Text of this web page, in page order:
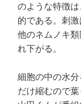
のような特徴は
的である。刺激
他のネムノキ
れ下がる。
細胞の中の水
だけ縮むので葉